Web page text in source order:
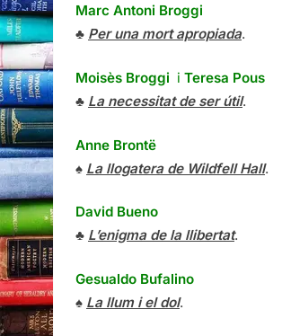
Marc Antoni Broggi
♣ Per una mort apropiada.
Moisès Broggi i Teresa Pous
♣ La necessitat de ser útil.
Anne Brontë
♠ La llogatera de Wildfell Hall.
David Bueno
♣ L’enigma de la llibertat.
Gesualdo Bufalino
♠ La llum i el dol.